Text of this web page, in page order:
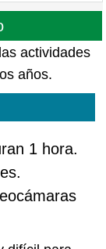
actividades
años.
1 hora.